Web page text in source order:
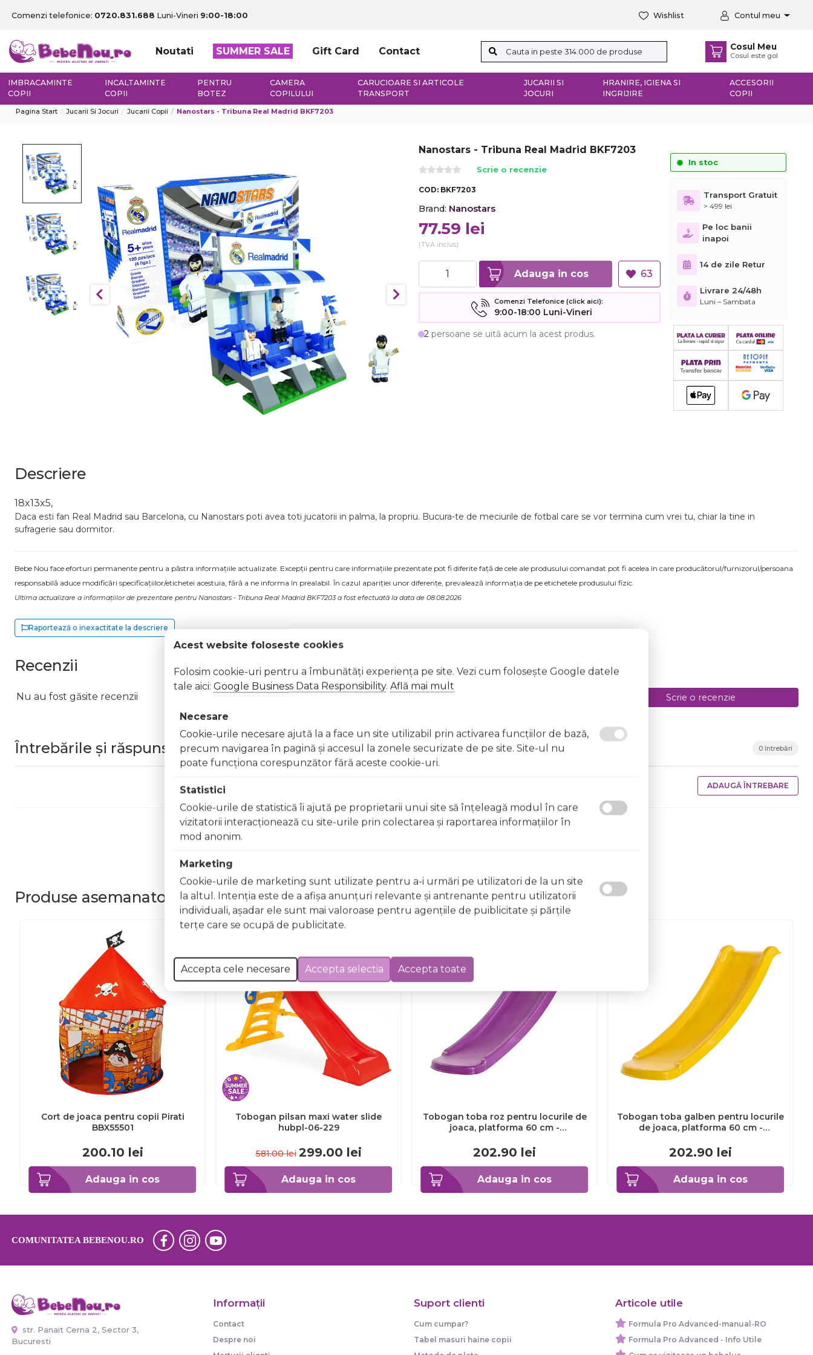
Comenzi telefonice: 0720.831.688 Luni-Vineri 9:00-18:00 Wishlist Contul meu
Noutati SUMMER SALE Gift Card Contact Cosul Meu
Cosul este gol
IMBRACAMINTE
COPII
INCALTAMINTE
COPII
PENTRU
BOTEZ
CAMERA
COPILULUI
CARUCIOARE SI ARTICOLE
TRANSPORT
JUCARII SI
JOCURI
HRANIRE, IGIENA SI
INGRIJIRE
ACCESORII
COPII
Pagina Start Jucarii Si Jocuri Jucarii Copii Nanostars - Tribuna Real Madrid BKF7203
Nanostars - Tribuna Real Madrid BKF7203
Scrie o recenzie
COD: BKF7203
Brand: Nanostars
77.59 lei
(TVA inclus)
Adauga in cos 63
Comenzi Telefonice (click aici):
9:00-18:00 Luni-Vineri
2 persoane se uită acum la acest produs.
In stoc
Transport Gratuit
> 499 lei
Pe loc banii
inapoi
14 de zile Retur
Livrare 24/48h
Luni – Sambata
Descriere
18x13x5,
Daca esti fan Real Madrid sau Barcelona, cu Nanostars poti avea toti jucatorii in palma, la propriu. Bucura-te de meciurile de fotbal care se vor termina cum vrei tu, chiar la tine in
sufragerie sau dormitor.
Bebe Nou face eforturi permanente pentru a păstra informațiile actualizate. Excepții pentru care informațiile prezentate pot fi diferite față de cele ale produsului comandat pot fi acelea în care producătorul/furnizorul/persoana
responsabilă aduce modificări specificațiilor/etichetei acestuia, fără a ne informa în prealabil. În cazul apariției unor diferențe, prevalează informația de pe etichetele produsului fizic.
Ultima actualizare a informațiilor de prezentare pentru Nanostars - Tribuna Real Madrid BKF7203 a fost efectuată la data de 08.08.2026
Raportează o inexactitate la descriere
Recenzii
Nu au fost găsite recenzii Scrie o recenzie
Întrebările și răspunsurile clienților 0 întrebări
ADAUGĂ ÎNTREBARE
Produse asemanatoare
Adauga in cos
Cort de joaca pentru copii Pirati
BBX55501
200.10 lei
Adauga in cos
Tobogan pilsan maxi water slide
hubpl-06-229
581.00 lei 299.00 lei
Adauga in cos
Tobogan toba roz pentru locurile de
joaca, platforma 60 cm -
202.90 lei
Adauga in cos
Tobogan toba galben pentru locurile
de joaca, platforma 60 cm -
202.90 lei
COMUNITATEA BEBENOU.RO
str. Panait Cerna 2, Sector 3,
Bucuresti
Informaţii
Contact
Despre noi
Suport clienti
Cum cumpar?
Tabel masuri haine copii
Articole utile
Formula Pro Advanced-manual-RO
Formula Pro Advanced - Info Utile
Acest website foloseste cookies
Folosim cookie-uri pentru a îmbunătăți experiența pe site. Vezi cum folosește Google datele
tale aici: Google Business Data Responsibility. Află mai mult
Necesare
Cookie-urile necesare ajută la a face un site utilizabil prin activarea funcţiilor de bază,
precum navigarea în pagină şi accesul la zonele securizate de pe site. Site-ul nu
poate funcţiona corespunzător fără aceste cookie-uri.
Statistici
Cookie-urile de statistică îi ajută pe proprietarii unui site să înţeleagă modul în care
vizitatorii interacţionează cu site-urile prin colectarea şi raportarea informaţiilor în
mod anonim.
Marketing
Cookie-urile de marketing sunt utilizate pentru a-i urmări pe utilizatori de la un site
la altul. Intenţia este de a afişa anunţuri relevante şi antrenante pentru utilizatorii
individuali, aşadar ele sunt mai valoroase pentru agenţiile de puiblicitate şi părţile
terţe care se ocupă de publicitate.
Accepta cele necesare Accepta selectia Accepta toate